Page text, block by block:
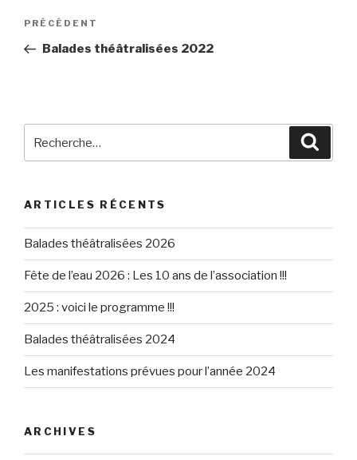
Navigation
l’article
Article
précédent
PRÉCÉDENT
Balades théâtralisées 2022
ARTICLES RÉCENTS
Balades théâtralisées 2026
Fête de l’eau 2026 : Les 10 ans de l’association !!!
2025 : voici le programme !!!
Balades théâtralisées 2024
Les manifestations prévues pour l’année 2024
ARCHIVES